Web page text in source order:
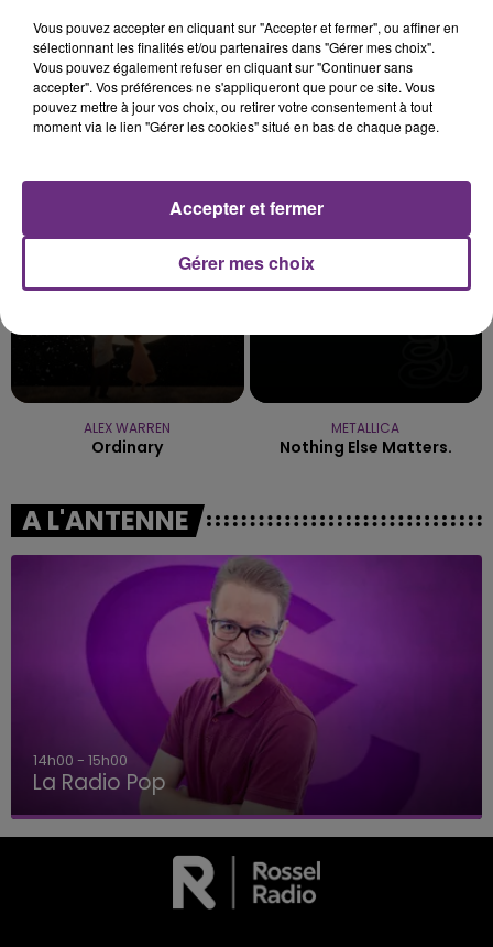
L'ORDRE SUR LES CONDITIONS DE...
Alors que les dates de début des vendange 2026
s'est avéré être plus précoce que prévu,
l'inspection du Travail en profite pour rappeler
TITRES DIFFUSÉS
ALEX WARREN
Ordinary
4h49
4h49
METALLICA
Nothing Else Matters.
A L'ANTENNE
14h00 - 15h00
La Radio Pop
Vous pouvez accepter en cliquant sur "Accepter et fermer", ou affiner en
sélectionnant les finalités et/ou partenaires dans "Gérer mes choix".
Vous pouvez également refuser en cliquant sur "Continuer sans
accepter". Vos préférences ne s'appliqueront que pour ce site. Vous
pouvez mettre à jour vos choix, ou retirer votre consentement à tout
moment via le lien "Gérer les cookies" situé en bas de chaque page.
Gérer mes choix
Accepter et fermer